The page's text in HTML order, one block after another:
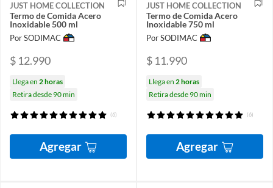
JUST HOME COLLECTION
Termo de Comida Acero
Inoxidable 500 ml
Por SODIMAC
$ 12.990
Llega en 2 horas
Retira desde 90 min
(6)
Agregar
JUST HOME COLLECTION
Termo de Comida Acero
Inoxidable 750 ml
Por SODIMAC
$ 11.990
Llega en 2 horas
Retira desde 90 min
(6)
Agregar